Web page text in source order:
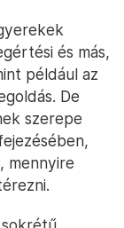
és más,
például az
De
szerepe
mennyire